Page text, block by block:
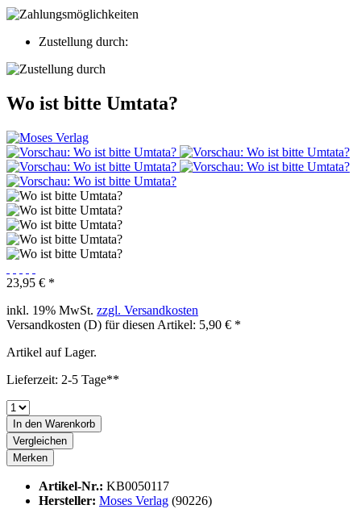
Zustellung durch:
Wo ist bitte Umtata?
23,95 € *
inkl. 19% MwSt. zzgl. Versandkosten
Versandkosten (D) für diesen Artikel: 5,90 € *
Artikel auf Lager.
Lieferzeit: 2-5 Tage**
In den Warenkorb
Vergleichen
Merken
Artikel-Nr.: KB0050117
Hersteller: Moses Verlag (90226)